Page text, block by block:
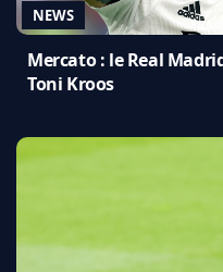
NEWS
Mercato : le Real
Toni Kroos